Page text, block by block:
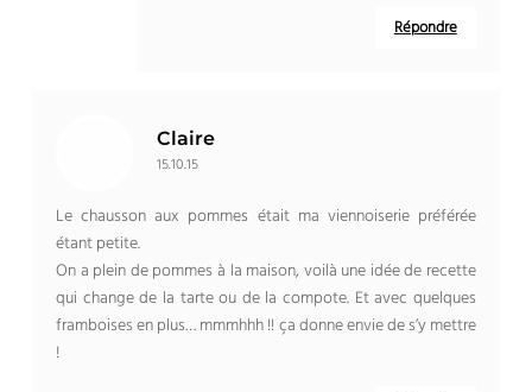
Répondre
Claire
15.10.15
Le chausson aux pommes était ma viennoiserie préférée
étant petite.
On a plein de pommes à la maison, voilà une idée de recette
qui change de la tarte ou de la compote. Et avec quelques
framboises en plus… mmmhhh !! ça donne envie de s’y mettre
!